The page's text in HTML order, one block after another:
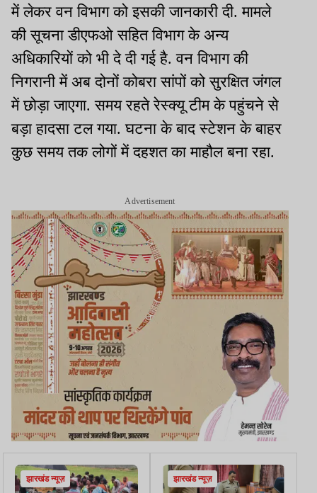
में लेकर वन विभाग को इसकी जानकारी दी. मामले
की सूचना डीएफओ सहित विभाग के अन्य
अधिकारियों को भी दे दी गई है. वन विभाग की
निगरानी में अब दोनों कोबरा सांपों को सुरक्षित जंगल
में छोड़ा जाएगा. समय रहते रेस्क्यू टीम के पहुंचने से
बड़ा हादसा टल गया. घटना के बाद स्टेशन के बाहर
कुछ समय तक लोगों में दहशत का माहौल बना रहा.
Advertisement
झारखंड न्यूज़ झारखंड न्यूज़